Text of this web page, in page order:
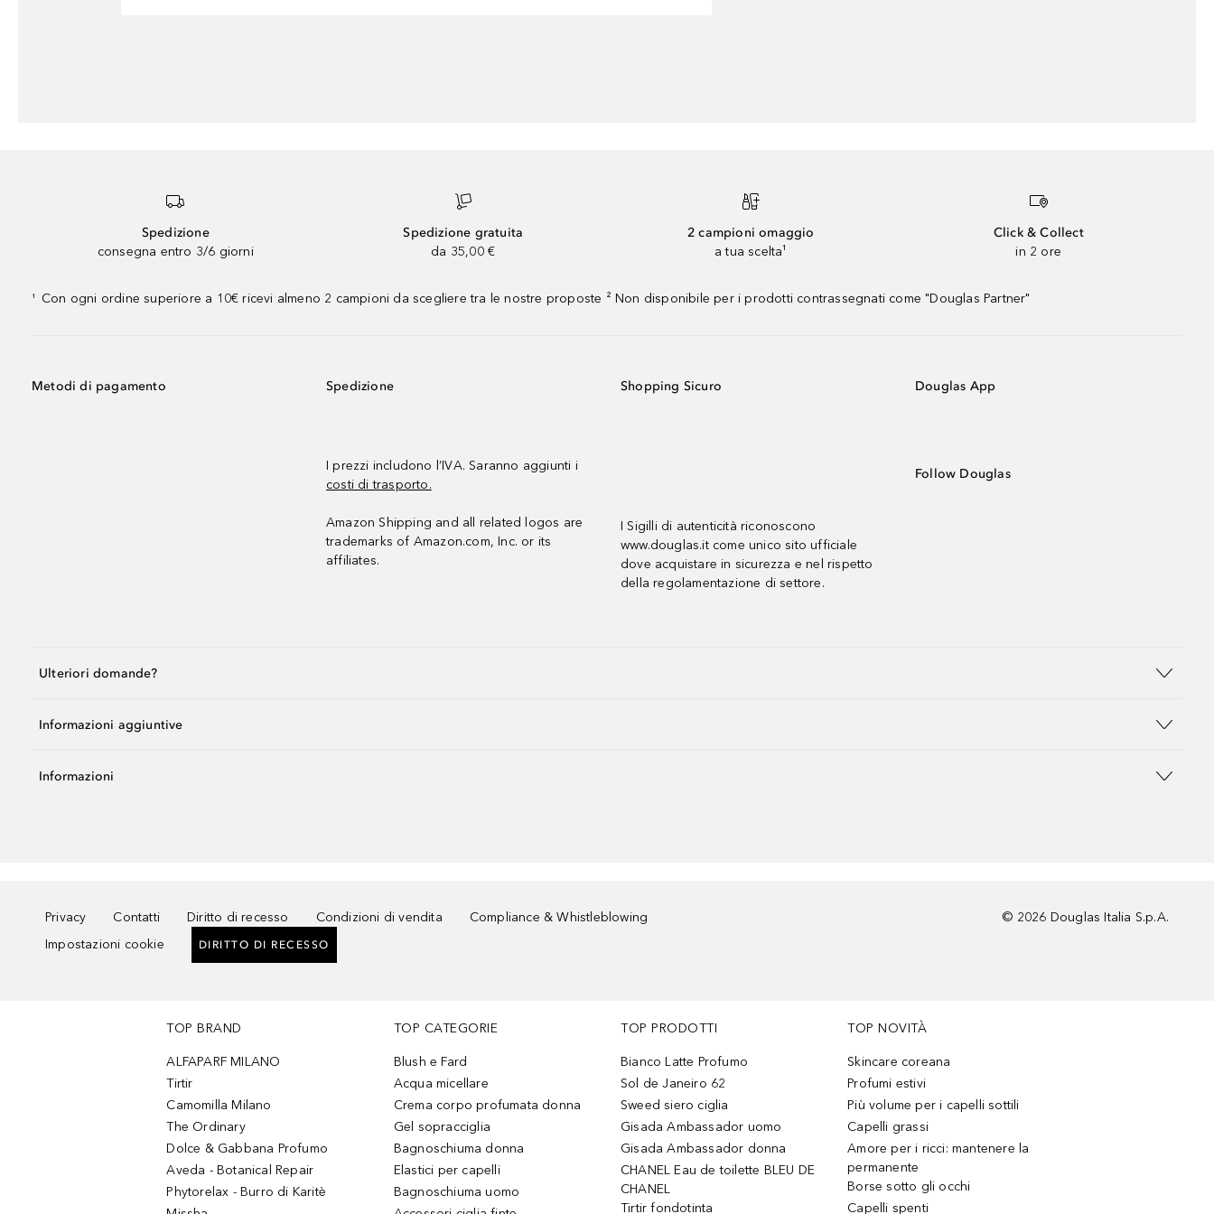
Spedizione
consegna entro 3/6 giorni
Spedizione gratuita
da 35,00 €
2 campioni omaggio
a tua scelta¹
Click & Collect
in 2 ore
¹ Con ogni ordine superiore a 10€ ricevi almeno 2 campioni da scegliere tra le nostre proposte ² Non disponibile per i prodotti contrassegnati come "Douglas Partner"
Metodi di pagamento Spedizione
I prezzi includono l’IVA. Saranno aggiunti i
costi di trasporto.
Amazon Shipping and all related logos are
trademarks of Amazon.com, Inc. or its
affiliates.
Shopping Sicuro
I Sigilli di autenticità riconoscono
www.douglas.it come unico sito ufficiale
dove acquistare in sicurezza e nel rispetto
della regolamentazione di settore.
Douglas App
Follow Douglas
Ulteriori domande?
Informazioni aggiuntive
Informazioni
Privacy Contatti Diritto di recesso Condizioni di vendita
Compliance & Whistleblowing
Impostazioni cookie
DIRITTO DI RECESSO
© 2026 Douglas Italia S.p.A.
TOP BRAND
ALFAPARF MILANO
Tirtir
Camomilla Milano
The Ordinary
Dolce & Gabbana Profumo
Aveda - Botanical Repair
Phytorelax - Burro di Karitè
TOP CATEGORIE
Blush e Fard
Acqua micellare
Crema corpo profumata donna
Gel sopracciglia
Bagnoschiuma donna
Elastici per capelli
Bagnoschiuma uomo
TOP PRODOTTI
Bianco Latte Profumo
Sol de Janeiro 62
Sweed siero ciglia
Gisada Ambassador uomo
Gisada Ambassador donna
CHANEL Eau de toilette BLEU DE
CHANEL
Tirtir fondotinta
TOP NOVITÀ
Skincare coreana
Profumi estivi
Più volume per i capelli sottili
Capelli grassi
Amore per i ricci: mantenere la
permanente
Borse sotto gli occhi
Capelli spenti